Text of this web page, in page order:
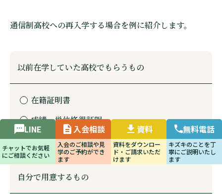
LINE
チャットでお気軽
にご相談ください
入会相談
入会のご相談や見
学のご予約ができ
資料
資料をダウンロー
ド・ご請求いただ
無料電話
キズキのことを丁
寧にご説明いたし
通信制高校への再入学する場合を例に紹介します。
以前在学していた高校でもらうもの
在籍証明書
成績・単位修得証明
自分で用意するもの